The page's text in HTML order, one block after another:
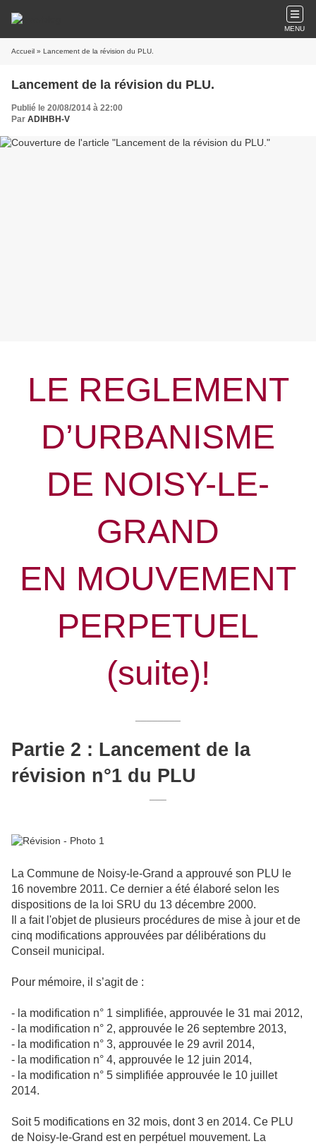
MENU
Accueil » Lancement de la révision du PLU.
Lancement de la révision du PLU.
Publié le 20/08/2014 à 22:00
Par ADIHBH-V
LE REGLEMENT
D’URBANISME
DE NOISY-LE-
GRAND
EN MOUVEMENT
PERPETUEL
(suite)!
Partie 2 : Lancement de la
révision n°1 du PLU
La Commune de Noisy-le-Grand a approuvé son PLU le
16 novembre 2011. Ce dernier a été élaboré selon les
dispositions de la loi SRU du 13 décembre 2000.
Il a fait l'objet de plusieurs procédures de mise à jour et de
cinq modifications approuvées par délibérations du
Conseil municipal.
Pour mémoire, il s’agit de :
- la modification n° 1 simplifiée, approuvée le 31 mai 2012,
- la modification n° 2, approuvée le 26 septembre 2013,
- la modification n° 3, approuvée le 29 avril 2014,
- la modification n° 4, approuvée le 12 juin 2014,
- la modification n° 5 simplifiée approuvée le 10 juillet
2014.
Soit 5 modifications en 32 mois, dont 3 en 2014. Ce PLU
de Noisy-le-Grand est en perpétuel mouvement. La